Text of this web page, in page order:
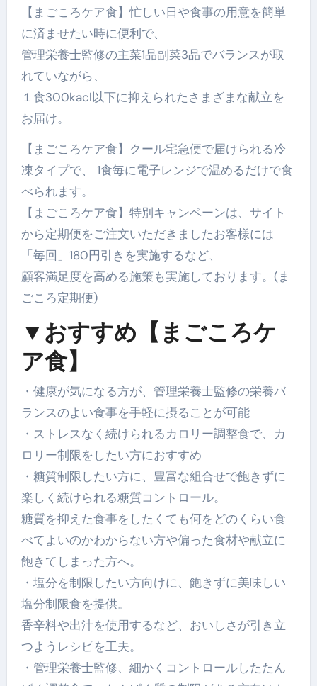
【まごころケア食】忙しい日や食事の用意を簡単
に済ませたい時に便利で、
管理栄養士監修の主菜1品副菜3品でバランスが取
れていながら、
１食300kacl以下に抑えられたさまざまな献立を
お届け。
【まごころケア食】クール宅急便で届けられる冷
凍タイプで、 1食毎に電子レンジで温めるだけで食
べられます。
【まごころケア食】特別キャンペーンは、サイト
から定期便をご注文いただきましたお客様には
「毎回」180円引きを実施するなど、
顧客満足度を高める施策も実施しております。(ま
ごころ定期便)
▼おすすめ【まごころケ
ア食】
・健康が気になる方が、管理栄養士監修の栄養バ
ランスのよい食事を手軽に摂ることが可能
・ストレスなく続けられるカロリー調整食で、カ
ロリー制限をしたい方におすすめ
・糖質制限したい方に、豊富な組合せで飽きずに
楽しく続けられる糖質コントロール。
糖質を抑えた食事をしたくても何をどのくらい食
べてよいのかわからない方や偏った食材や献立に
飽きてしまった方へ。
・塩分を制限したい方向けに、飽きずに美味しい
塩分制限食を提供。
香辛料や出汁を使用するなど、おいしさが引き立
つようレシピを工夫。
・管理栄養士監修、細かくコントロールしたたん